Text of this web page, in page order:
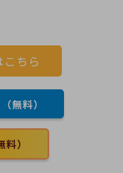
ちら
無料）
）